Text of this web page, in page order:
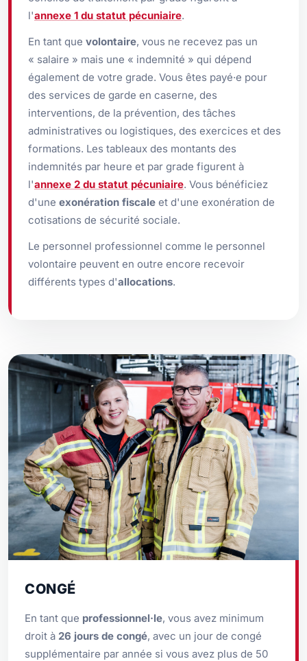
l'annexe 1 du statut pécuniaire.
En tant que volontaire, vous ne recevez pas un
« salaire » mais une « indemnité » qui dépend
également de votre grade. Vous êtes payé·e pour
des services de garde en caserne, des
interventions, de la prévention, des tâches
administratives ou logistiques, des exercices et des
formations. Les tableaux des montants des
indemnités par heure et par grade figurent à
l'annexe 2 du statut pécuniaire. Vous bénéficiez
d'une exonération fiscale et d'une exonération de
cotisations de sécurité sociale.
Le personnel professionnel comme le personnel
volontaire peuvent en outre encore recevoir
différents types d'allocations.
CONGÉ
En tant que professionnel·le, vous avez minimum
droit à 26 jours de congé, avec un jour de congé
supplémentaire par année si vous avez plus de 50